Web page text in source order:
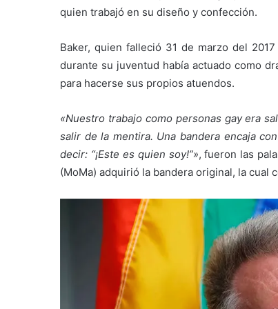
quien trabajó en su diseño y confección.
Baker, quien falleció 31 de marzo del
durante su juventud había actuado como
para hacerse sus propios atuendos.
«Nuestro trabajo como personas gay era
salir de la mentira. Una bandera encaja
decir: “¡Este es quien soy!”», fueron las
(MoMa) adquirió la bandera original, la cual